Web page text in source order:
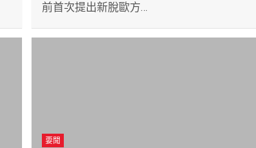
前首次提出新脫歐方…
要聞